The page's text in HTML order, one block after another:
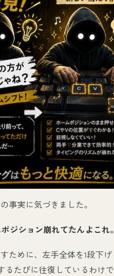
事実に気づきました。
ジション崩れてたんよこれ。
ために、左手全体を1段下げ
たびに往復しているわけで